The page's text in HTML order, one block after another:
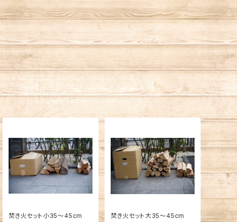
焚き火セット小35〜45cm 焚き火セット大35〜45cm